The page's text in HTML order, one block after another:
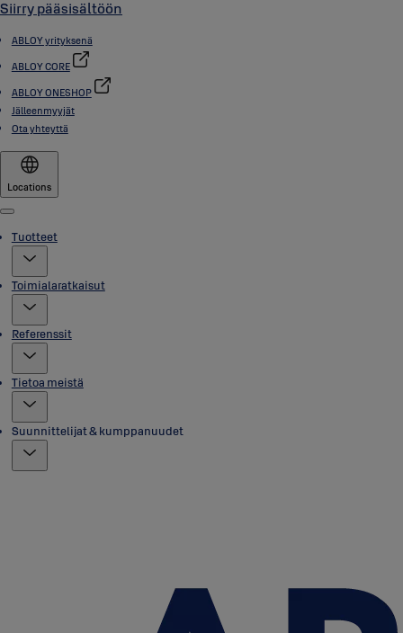
Siirry pääsisältöön
ABLOY yrityksenä
ABLOY CORE
ABLOY ONESHOP
Jälleenmyyjät
Ota yhteyttä
Locations
Menu
Tuotteet
Toimialaratkaisut
Referenssit
Tietoa meistä
Suunnittelijat & kumppanuudet